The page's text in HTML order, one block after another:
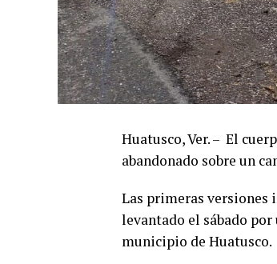
Huatusco, Ver. – El
abandonado sobre un
Las primeras versiones
levantado el sábado
municipio de Huatusco.